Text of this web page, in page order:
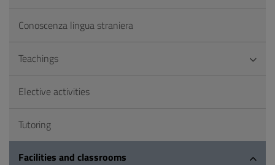
Conoscenza lingua straniera
Teachings
Elective activities
Tutoring
Facilities and classrooms